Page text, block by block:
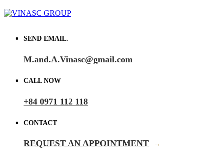
SEND EMAIL.
M.and.A.Vinasc@gmail.com
CALL NOW
+84 0971 112 118
CONTACT
REQUEST AN APPOINTMENT →